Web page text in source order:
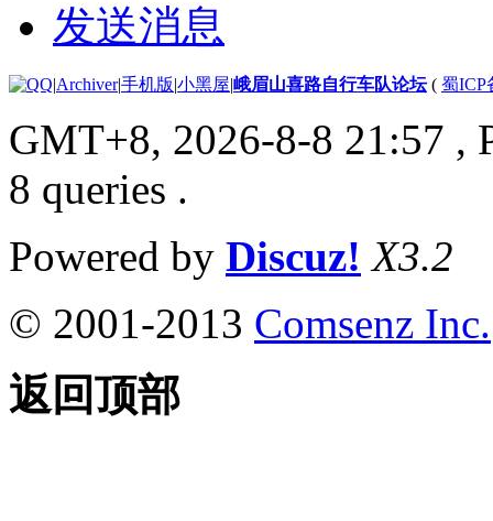
发送消息
|Archiver|手机版|小黑屋|峨眉山喜路自行车队论坛( 蜀ICP
GMT+8, 2026-8-8 21:57 ,
8 queries .
Powered by Discuz! X3.2
© 2001-2013 Comsenz Inc.
返回顶部